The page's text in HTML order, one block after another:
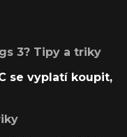
3? Tipy a triky
se vyplatí koupit,